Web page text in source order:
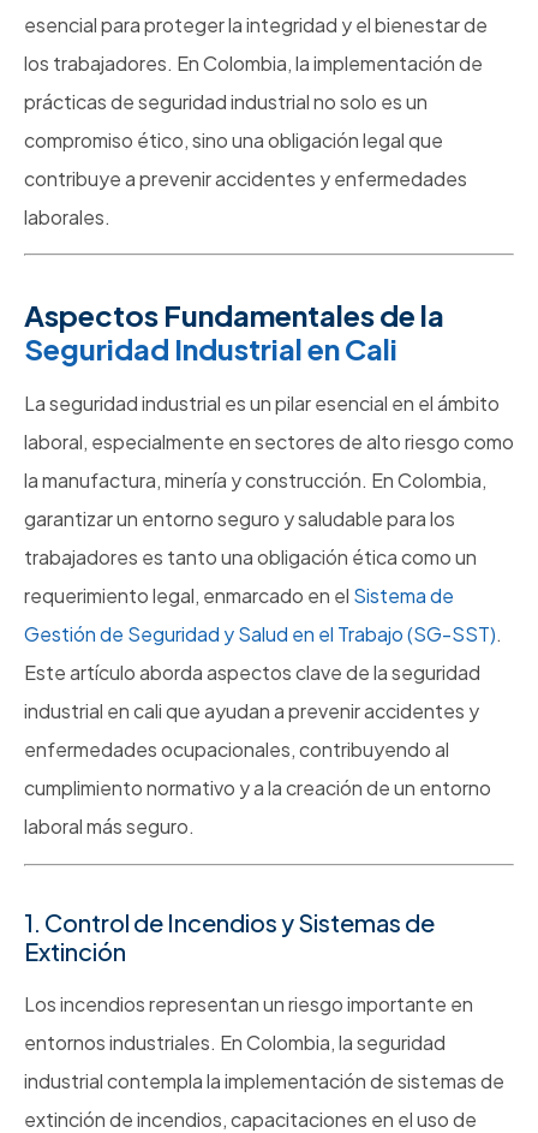
esencial para proteger la integridad y el bienestar de
los trabajadores. En Colombia, la implementación de
prácticas de seguridad industrial no solo es un
compromiso ético, sino una obligación legal que
contribuye a prevenir accidentes y enfermedades
laborales.
Aspectos Fundamentales de la
Seguridad Industrial en Cali
La seguridad industrial es un pilar esencial en el ámbito
laboral, especialmente en sectores de alto riesgo como
la manufactura, minería y construcción. En Colombia,
garantizar un entorno seguro y saludable para los
trabajadores es tanto una obligación ética como un
requerimiento legal, enmarcado en el Sistema de
Gestión de Seguridad y Salud en el Trabajo (SG-SST).
Este artículo aborda aspectos clave de la seguridad
industrial en cali que ayudan a prevenir accidentes y
enfermedades ocupacionales, contribuyendo al
cumplimiento normativo y a la creación de un entorno
laboral más seguro.
1. Control de Incendios y Sistemas de
Extinción
Los incendios representan un riesgo importante en
entornos industriales. En Colombia, la seguridad
industrial contempla la implementación de sistemas de
extinción de incendios, capacitaciones en el uso de